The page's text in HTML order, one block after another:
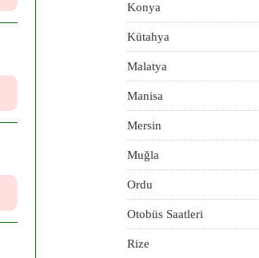
Konya
Kütahya
Malatya
Manisa
Mersin
Muğla
Ordu
Otobüs Saatleri
Rize